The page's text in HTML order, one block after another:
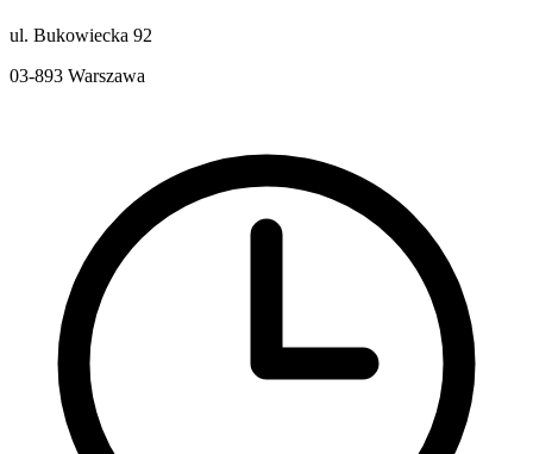
ul. Bukowiecka 92
03-893 Warszawa